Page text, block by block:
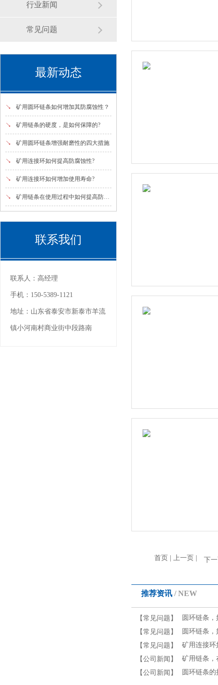
行业新闻
常见问题
最新动态
↘ 矿用圆环链条如何增加其防腐蚀性？
↘ 矿用链条的硬度，是如何保障的?
↘ 矿用圆环链条增强耐磨性的四大措施
↘ 矿用连接环如何提高防腐蚀性?
↘ 矿用连接环如何增加使用寿命?
↘ 矿用链条在使用过程中如何提高防腐蚀性?
联系我们
联系人： 高经理
手机： 150-5389-1121
地址： 山东省泰安市新泰市羊流
镇小河南村商业街中段路南
首页 | 上一页 | 下
推荐资讯 / NEW
【常见问题】
圆环链条
【常见问题】
圆环链条
【常见问题】
矿用连接环
【公司新闻】
矿用链条，
【公司新闻】
圆环链条